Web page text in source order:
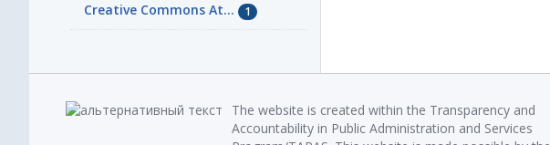
Creative Commons At... 1
The website is created within the Transparency and
Accountability in Public Administration and Services